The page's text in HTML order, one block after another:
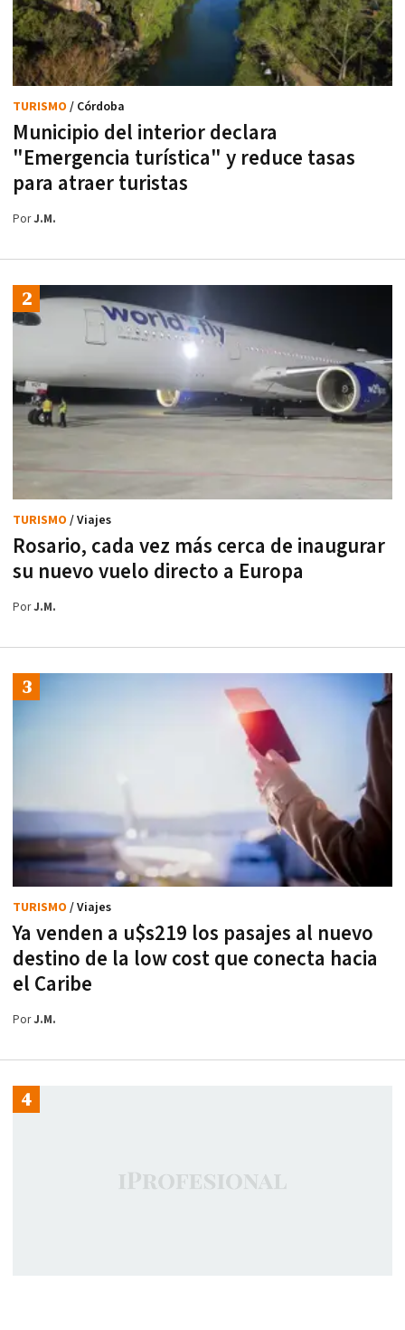
Municipio del interior declara
"Emergencia turística" y reduce tasas
para atraer turistas
TURISMO / Córdoba
PorJ.M.
Rosario, cada vez más cerca de inaugurar
su nuevo vuelo directo a Europa
TURISMO / Viajes
PorJ.M.
Ya venden a u$s219 los pasajes al nuevo
destino de la low cost que conecta hacia
el Caribe
TURISMO / Viajes
PorJ.M.